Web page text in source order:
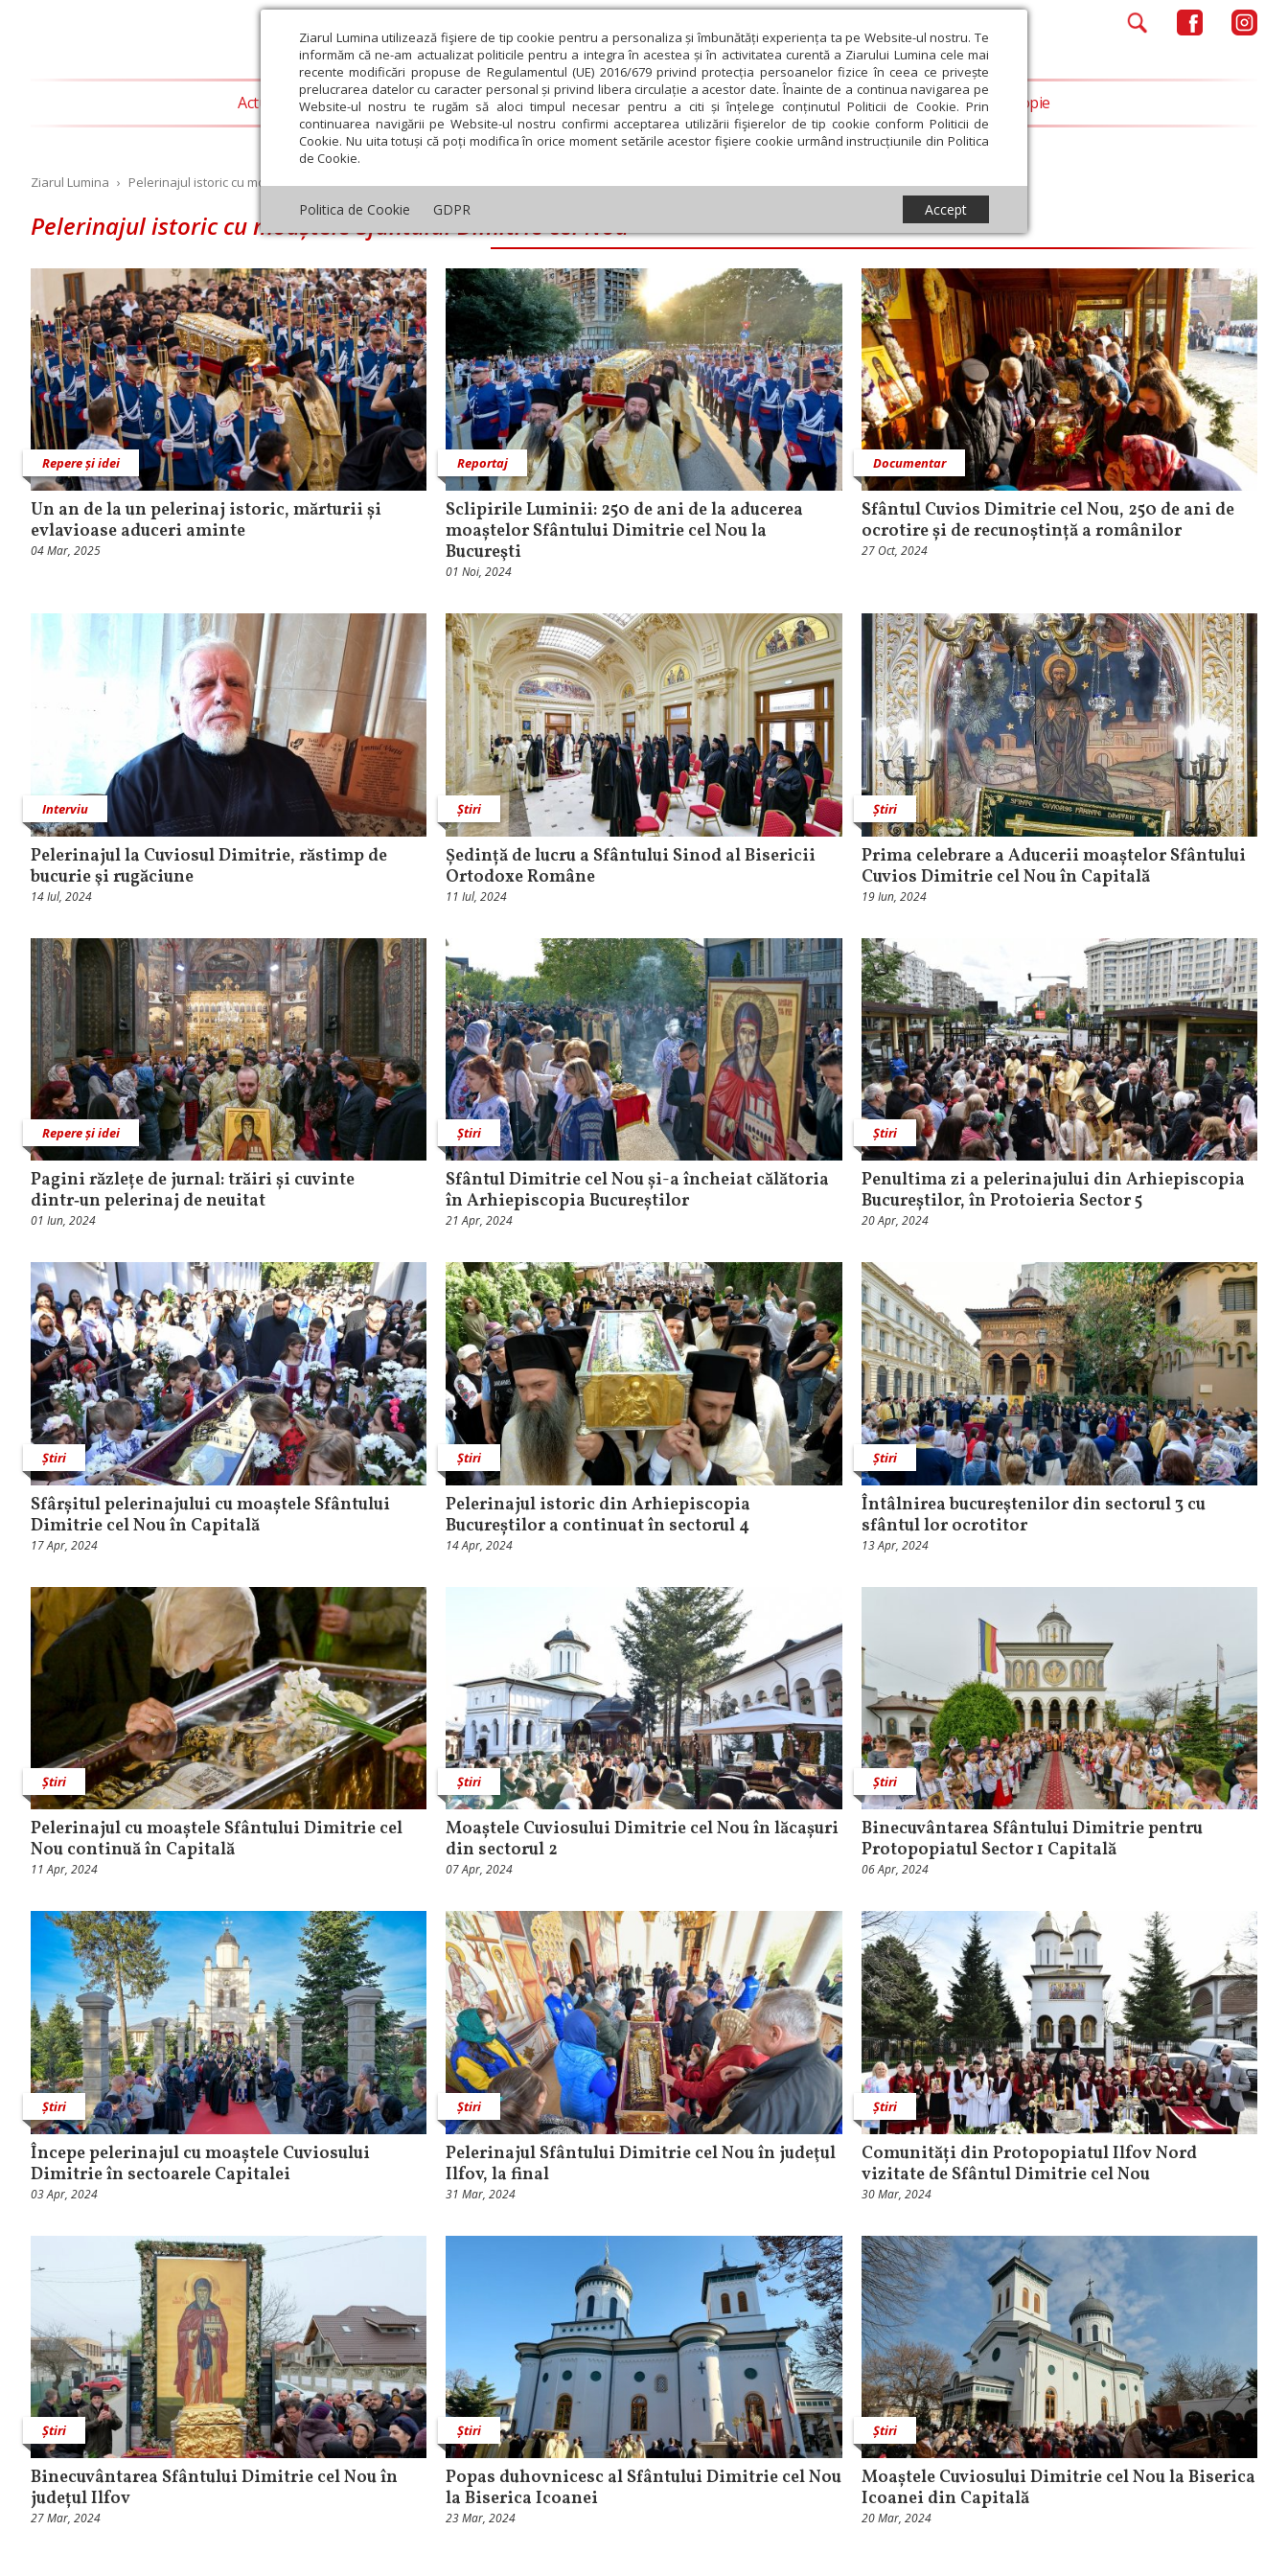
Ziarul Lumina utilizează fişiere de tip cookie pentru a personaliza și îmbunătăți experiența ta pe Website-ul nostru. Te
informăm că ne-am actualizat politicile pentru a integra în acestea și în activitatea curentă a Ziarului Lumina cele mai
recente modificări propuse de Regulamentul (UE) 2016/679 privind protecția persoanelor fizice în ceea ce privește
prelucrarea datelor cu caracter personal și privind libera circulație a acestor date. Înainte de a continua navigarea pe
Website-ul nostru te rugăm să aloci timpul necesar pentru a citi și înțelege conținutul Politicii de Cookie. Prin
continuarea navigării pe Website-ul nostru confirmi acceptarea utilizării fişierelor de tip cookie conform Politicii de
Cookie. Nu uita totuși că poți modifica în orice moment setările acestor fişiere cookie urmând instrucțiunile din Politica
de Cookie.
Politica de Cookie GDPR Accept
Actualitate religioasă Teologie și spiritualitate Educaţie și Cultură Societate Opinii Filantropie
Ziarul Lumina › Pelerinajul istoric cu moaștele Sfântului Dimitrie cel Nou
Pelerinajul istoric cu moaștele Sfântului Dimitrie cel Nou
Repere și idei
Un an de la un pelerinaj istoric, mărturii și
evlavioase aduceri aminte
04 Mar, 2025
Reportaj
Sclipirile Luminii: 250 de ani de la aducerea
moaștelor Sfântului Dimitrie cel Nou la
Bucureşti
01 Noi, 2024
Documentar
Sfântul Cuvios Dimitrie cel Nou, 250 de ani de
ocrotire și de recunoștință a românilor
27 Oct, 2024
Interviu
Pelerinajul la Cuviosul Dimitrie, răstimp de
bucurie şi rugăciune
14 Iul, 2024
Știri
Ședință de lucru a Sfântului Sinod al Bisericii
Ortodoxe Române
11 Iul, 2024
Știri
Prima celebrare a Aducerii moaștelor Sfântului
Cuvios Dimitrie cel Nou în Capitală
19 Iun, 2024
Repere și idei
Pagini răzlețe de jurnal: trăiri și cuvinte
dintr‑un pelerinaj de neuitat
01 Iun, 2024
Știri
Sfântul Dimitrie cel Nou și-a încheiat călătoria
în Arhiepiscopia Bucureștilor
21 Apr, 2024
Știri
Penultima zi a pelerinajului din Arhiepiscopia
Bucureștilor, în Protoieria Sector 5
20 Apr, 2024
Știri
Sfârșitul pelerinajului cu moaștele Sfântului
Dimitrie cel Nou în Capitală
17 Apr, 2024
Știri
Pelerinajul istoric din Arhiepiscopia
Bucureștilor a continuat în sectorul 4
14 Apr, 2024
Știri
Întâlnirea bucureştenilor din sectorul 3 cu
sfântul lor ocrotitor
13 Apr, 2024
Știri
Pelerinajul cu moaștele Sfântului Dimitrie cel
Nou continuă în Capitală
11 Apr, 2024
Știri
Moaștele Cuviosului Dimitrie cel Nou în lăcașuri
din sectorul 2
07 Apr, 2024
Știri
Binecuvântarea Sfântului Dimitrie pentru
Protopopiatul Sector 1 Capitală
06 Apr, 2024
Știri
Începe pelerinajul cu moaștele Cuviosului
Dimitrie în sectoarele Capitalei
03 Apr, 2024
Știri
Pelerinajul Sfântului Dimitrie cel Nou în judeţul
Ilfov, la final
31 Mar, 2024
Știri
Comunități din Protopopiatul Ilfov Nord
vizitate de Sfântul Dimitrie cel Nou
30 Mar, 2024
Știri
Binecuvântarea Sfântului Dimitrie cel Nou în
județul Ilfov
27 Mar, 2024
Știri
Popas duhovnicesc al Sfântului Dimitrie cel Nou
la Biserica Icoanei
23 Mar, 2024
Știri
Moaștele Cuviosului Dimitrie cel Nou la Biserica
Icoanei din Capitală
20 Mar, 2024